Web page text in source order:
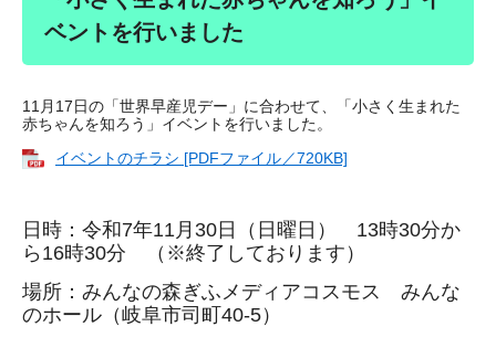
ベントを行いました
11月17日の「世界早産児デー」に合わせて、「小さく生まれた
赤ちゃんを知ろう」イベントを行いました。
イベントのチラシ [PDFファイル／720KB]
日時：令和7年11月30日（日曜日） 13時30分か
ら16時30分 （※終了しております）
場所：みんなの森ぎふメディアコスモス みんな
のホール（岐阜市司町40-5）